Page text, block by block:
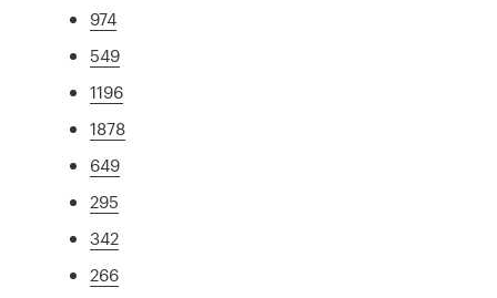
974
549
1196
1878
649
295
342
266